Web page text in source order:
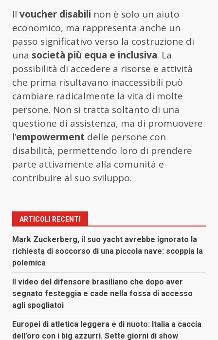
Il voucher disabili non è solo un aiuto
economico, ma rappresenta anche un
passo significativo verso la costruzione di
una società più equa e inclusiva. La
possibilità di accedere a risorse e attività
che prima risultavano inaccessibili può
cambiare radicalmente la vita di molte
persone. Non si tratta soltanto di una
questione di assistenza, ma di promuovere
l’empowerment delle persone con
disabilità, permettendo loro di prendere
parte attivamente alla comunità e
contribuire al suo sviluppo.
ARTICOLI RECENTI
Mark Zuckerberg, il suo yacht avrebbe ignorato la
richiesta di soccorso di una piccola nave: scoppia la
polemica
Il video del difensore brasiliano che dopo aver
segnato festeggia e cade nella fossa di accesso
agli spogliatoi
Europei di atletica leggera e di nuoto: Italia a caccia
dell’oro con i big azzurri. Sette giorni di show